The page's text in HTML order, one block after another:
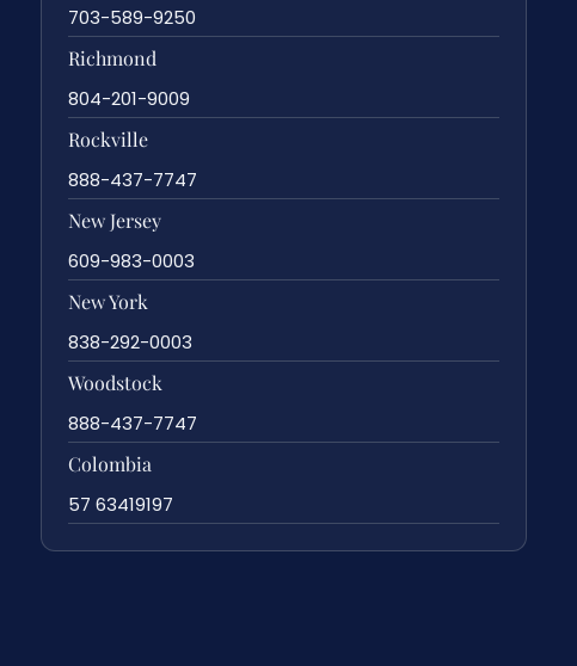
703-589-9250
Richmond
804-201-9009
Rockville
888-437-7747
New Jersey
609-983-0003
New York
838-292-0003
Woodstock
888-437-7747
Colombia
57 63419197